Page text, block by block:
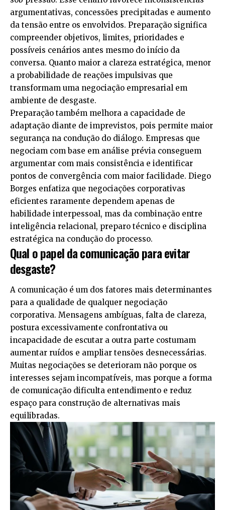
argumentativas, concessões precipitadas e aumento
da tensão entre os envolvidos. Preparação significa
compreender objetivos, limites, prioridades e
possíveis cenários antes mesmo do início da
conversa. Quanto maior a clareza estratégica, menor
a probabilidade de reações impulsivas que
transformam uma negociação empresarial em
ambiente de desgaste.
Preparação também melhora a capacidade de
adaptação diante de imprevistos, pois permite maior
segurança na condução do diálogo. Empresas que
negociam com base em análise prévia conseguem
argumentar com mais consistência e identificar
pontos de convergência com maior facilidade. Diego
Borges enfatiza que negociações corporativas
eficientes raramente dependem apenas de
habilidade interpessoal, mas da combinação entre
inteligência relacional, preparo técnico e disciplina
estratégica na condução do processo.
Qual o papel da comunicação para evitar
desgaste?
A comunicação é um dos fatores mais determinantes
para a qualidade de qualquer negociação
corporativa. Mensagens ambíguas, falta de clareza,
postura excessivamente confrontativa ou
incapacidade de escutar a outra parte costumam
aumentar ruídos e ampliar tensões desnecessárias.
Muitas negociações se deterioram não porque os
interesses sejam incompatíveis, mas porque a forma
de comunicação dificulta entendimento e reduz
espaço para construção de alternativas mais
equilibradas.